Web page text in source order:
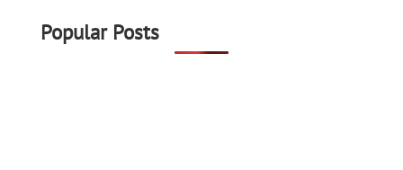
Popular Posts